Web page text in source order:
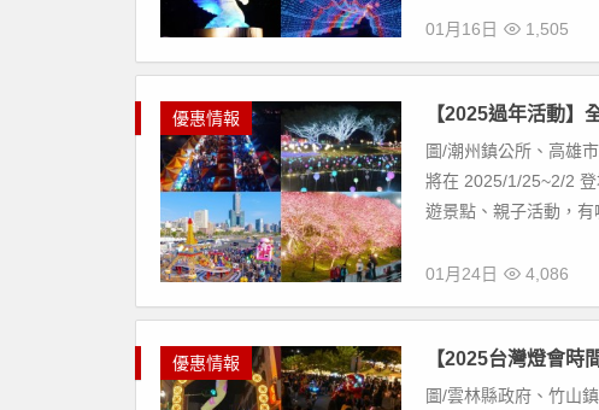
01月16日 1,505
優惠情報 【2025過年活動】
圖/潮州鎮公所、高雄
將在 2025/1/25~2/2
遊景點、親子活動，有
01月24日 4,086
優惠情報 【2025台灣燈會時
圖/雲林縣政府、竹山